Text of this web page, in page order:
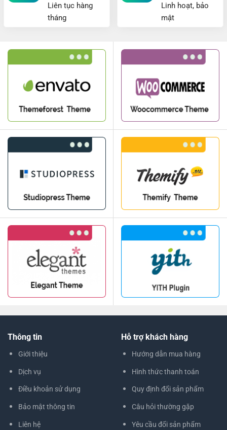
Liên tục hàng
tháng
Linh hoạt, bảo
mật
Thông tin
Giới thiệu
Dịch vụ
Điều khoản sử dụng
Bảo mật thông tin
Liên hệ
Hỗ trợ khách hàng
Hướng dẫn mua hàng
Hình thức thanh toán
Quy định đổi sản phẩm
Câu hỏi thường gặp
Yêu cầu đổi sản phẩm